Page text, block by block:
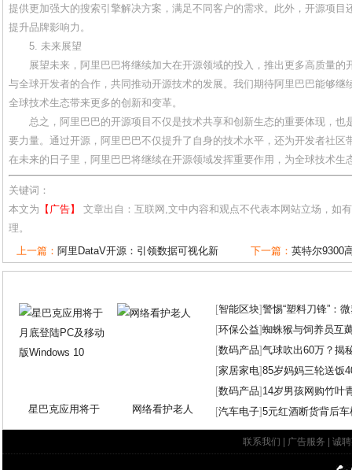
提供更加强大的搜索引擎解决方案，满足不同客户的需求。此外，开源项目
提升品牌影响力。
5. 未来展望
展望未来，阿里巴巴将继续加大在开源领域的投入，推出更多高质量的
与全球开发者的合作，共同推动开源技术的发展。我们期待阿里巴巴能够继
全球技术生态带来更多的创新和变革。
总之，阿里巴巴的开源项目不仅是技术共享和创新生态的重要体现，也
要力量。通过开源，阿里巴巴不仅提升了自身的技术水平，还为开发者社区
在未来的日子里，阿里巴巴将继续在开源领域发挥重要作用，为全球技术生
关键词：
本文为 【广告】
文章出自：互联网,文中内容和观点不代表本网站立场，如
理。
上一篇： 阿里DataV开源：引领数据可视化新 下一篇： 英特尔9300
星巴克应用将于 网络看护老人
[智能区块]警惕“塑料刀锋”：
[环保公益]蜘蛛猴与饲养员互
[数码产品]气球吹出60万？揭
[家居家电]85岁妈妈三轮送饭
[数码产品] 14岁男孩网购竹叶
[汽车电子]5元红酒断货背后
联系我们 广告服务 诚